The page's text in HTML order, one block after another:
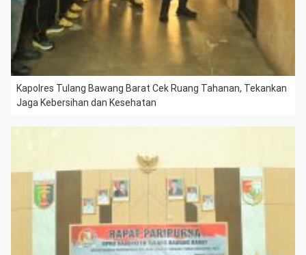
Kapolres Tulang Bawang Barat Cek Ruang Tahanan, Tekankan
Jaga Kebersihan dan Kesehatan